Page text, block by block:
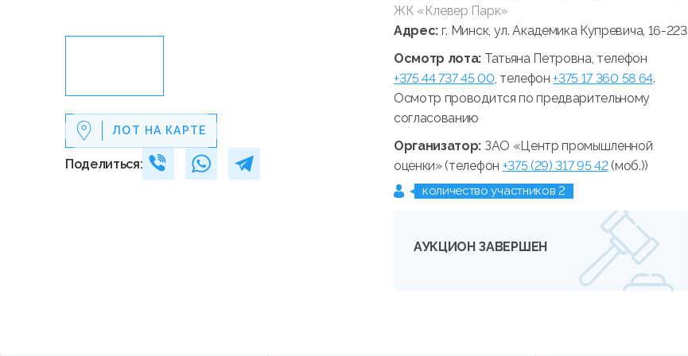
ЛОТ НА КАРТЕ
Поделиться:
ЖК «Клевер Парк»
Адрес: г. Минск, ул. Академика Купревича, 16-223
Осмотр лота: Татьяна Петровна, телефон
+375 44 737 45 00, телефон+375 17 360 58 64.
Осмотр проводится по предварительному
согласованию
Организатор: ЗАО «Центр промышленной
оценки» (телефон +375 (29) 317 95 42(моб.))
количество участников 2
АУКЦИОН ЗАВЕРШЕН